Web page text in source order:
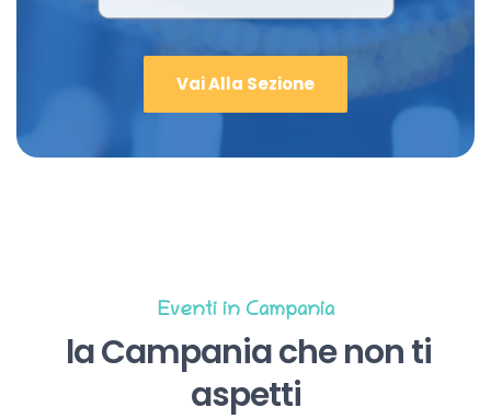
Vai Alla Sezione
Eventi in Campania
la Campania che non ti
aspetti